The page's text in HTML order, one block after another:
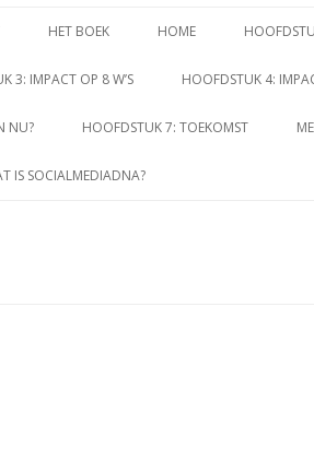
naar
HET BOEK HOME
3: IMPACT OP 8 W’S HOOFDSTUK 4:
NU? HOOFDSTUK 7: TOEKOMST
IS SOCIALMEDIADNA?